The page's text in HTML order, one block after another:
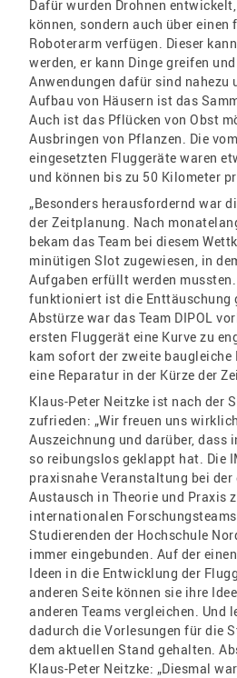
Dafür wurden Drohnen
können, sondern auch über einen
Roboterarm verfügen. Dieser
werden, er kann Dinge greifen
Anwendungen dafür sind nahezu
Aufbau von Häusern ist das
Auch ist das Pflücken von Obst
Ausbringen von Pflanzen. Die
eingesetzten Fluggeräte waren
und können bis zu 50 Kilometer
„Besonders herausfordernd war
der Zeitplanung. Nach
bekam das Team bei diesem
minütigen Slot zugewiesen, in
Aufgaben erfüllt werden
funktioniert ist die Enttäuschung
Abstürze war das Team DIPOL
ersten Fluggerät eine Kurve zu
kam sofort der zweite baugleiche
eine Reparatur in der Kürze der
Klaus-Peter Neitzke ist nach der
zufrieden: „Wir freuen uns
Auszeichnung und darüber, dass
so reibungslos geklappt hat. Die
praxisnahe Veranstaltung bei der
Austausch in Theorie und Praxis
internationalen Forschungsteams
Studierenden der Hochschule
immer eingebunden. Auf der
Ideen in die Entwicklung der
anderen Seite können sie ihre
anderen Teams vergleichen. Und
dadurch die Vorlesungen für die
dem aktuellen Stand gehalten.
Klaus-Peter Neitzke: „Diesmal